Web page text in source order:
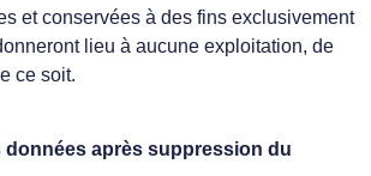
et conservées à des fins exclusivement
lieu à aucune exploitation, de
ce soit.
après suppression du